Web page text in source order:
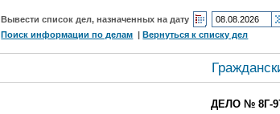
Вывести список дел, назначенных на дату
Поиск информации по делам |Вернуться к списку дел
ДЕЛО № 8Г-